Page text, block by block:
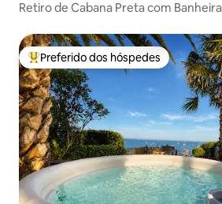
Retiro de Cabana Preta com
Entre os melhores preferidos dos
Preferido dos hóspedes